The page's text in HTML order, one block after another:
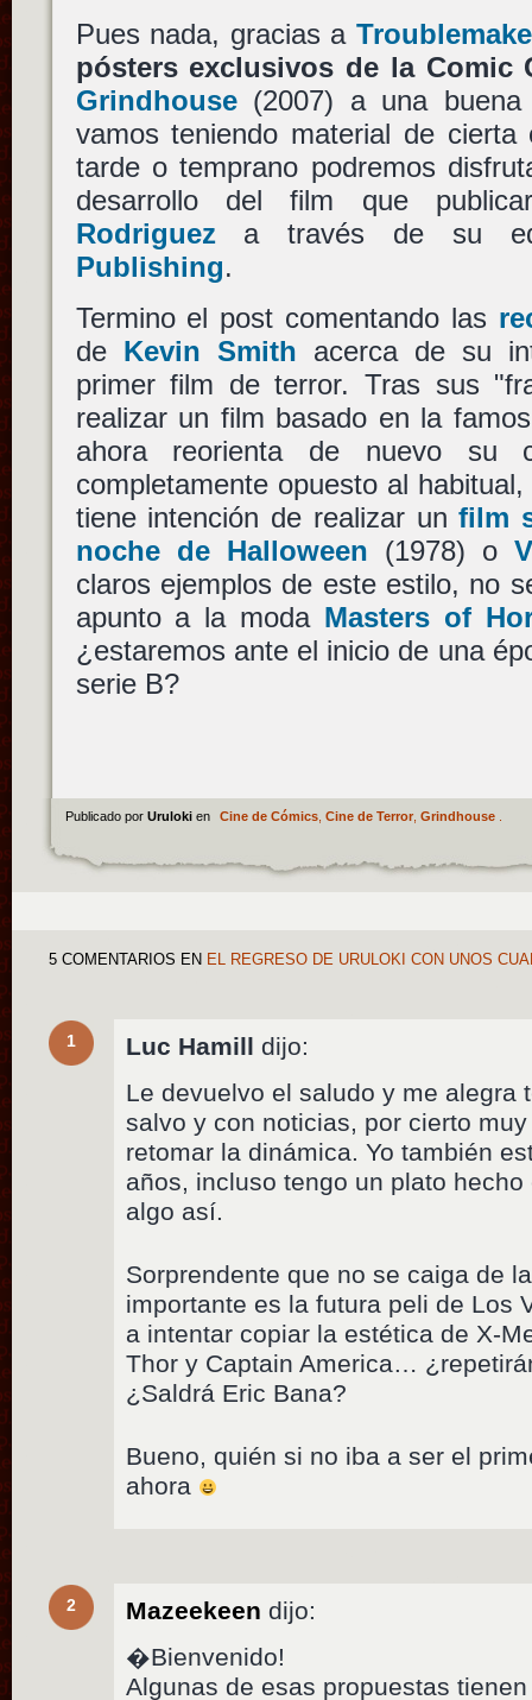
Pues nada, gracias a
pósters exclusivos de la Comic
Grindhouse(2007) a una buena
vamos teniendo material de cierta
tarde o temprano podremos
desarrollo del film que
Rodrigueza través de su
Publishing.
Termino el post comentando las
de Kevin Smith acerca de su
primer film de terror. Tras sus
realizar un film basado en la
ahora reorienta de nuevo su
completamente opuesto al
tiene intención de realizar unfilm
noche de Halloween (1978) o
claros ejemplos de este estilo, no
apunto a la moda Masters of
¿estaremos ante el inicio de una
serie B?
Publicado por Uruloki en Cine de Cómics, Cine de Terror, Grindhouse.
5 COMENTARIOS EN EL REGRESO DE URULOKI CON UNOS
1 Luc Hamill dijo:
Le devuelvo el saludo y me alegra
salvo y con noticias, por cierto
retomar la dinámica. Yo también
años, incluso tengo un plato
algo así.
Sorprendente que no se caiga de
importante es la futura peli de Los
a intentar copiar la estética de X-
Thor y Captain America…
¿Saldrá Eric Bana?
Bueno, quién si no iba a ser el
ahora
2 Mazeekeen dijo:
�Bienvenido!
Algunas de esas propuestas